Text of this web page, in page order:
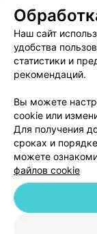
© 2026 ООО «Артокс
Наш сайт
удобства
статистики и
рекомендаций.
Вы можете
cookie или
Для получения
сроках и
можете
файлов cookie